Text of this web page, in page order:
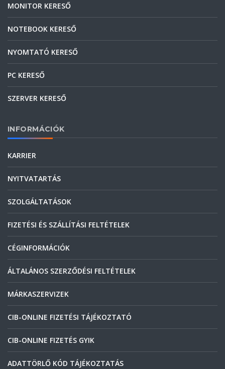
MONITOR KERESŐ
NOTEBOOK KERESŐ
NYOMTATÓ KERESŐ
PC KERESŐ
SZERVER KERESŐ
INFORMÁCIÓK
KARRIER
NYITVATARTÁS
SZOLGÁLTATÁSOK
FIZETÉSI ÉS SZÁLLÍTÁSI FELTÉTELEK
CÉGINFORMÁCIÓK
ÁLTALÁNOS SZERZŐDÉSI FELTÉTELEK
MÁRKASZERVIZEK
CIB-ONLINE FIZETÉSI TÁJÉKOZTATÓ
CIB-ONLINE FIZETÉS GYIK
ADATTÖRLŐ KÓD TÁJÉKOZTATÁS